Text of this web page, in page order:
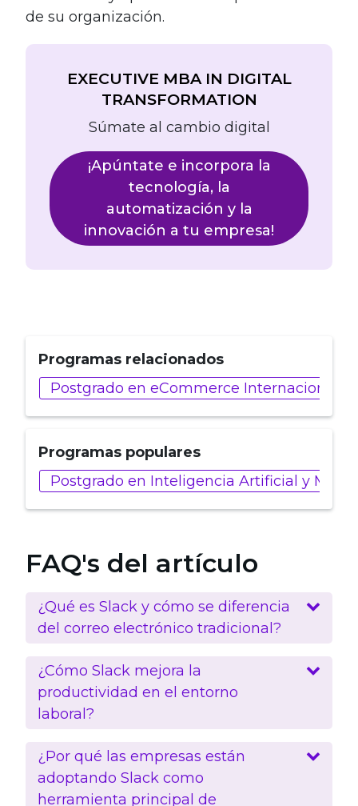
de su organización.
EXECUTIVE MBA IN DIGITAL
TRANSFORMATION
Súmate al cambio digital
¡Apúntate e incorpora la
tecnología, la
automatización y la
innovación a tu empresa!
Programas relacionados
Postgrado en eCommerce Internacional y
Programas populares
Postgrado en Inteligencia Artificial y
FAQ's del artículo
¿Qué es Slack y cómo se diferencia
del correo electrónico tradicional?
¿Cómo Slack mejora la
productividad en el entorno
laboral?
¿Por qué las empresas están
adoptando Slack como
herramienta principal de